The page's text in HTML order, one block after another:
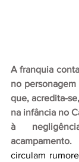
A franquia
no
que, acredita-
na infância no
à
acampamento.
circulam